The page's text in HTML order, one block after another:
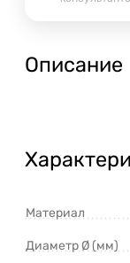
Описание
Материал
Диаметр Ø (мм)